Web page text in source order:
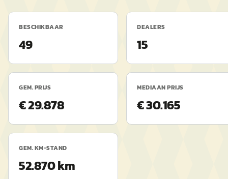
BESCHIKBAAR
49
DEALERS
15
GEM. PRIJS
€ 29.878
MEDIAAN PRIJS
€ 30.165
GEM. KM-STAND
52.870 km